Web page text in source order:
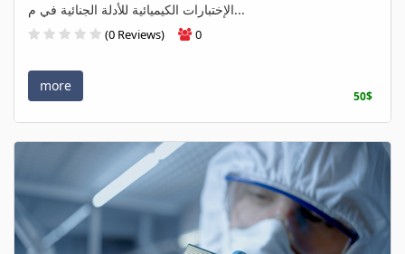
الإختبارات الكيميائية للأدلة الجنائية في م...
(0 Reviews) 0
more
50$